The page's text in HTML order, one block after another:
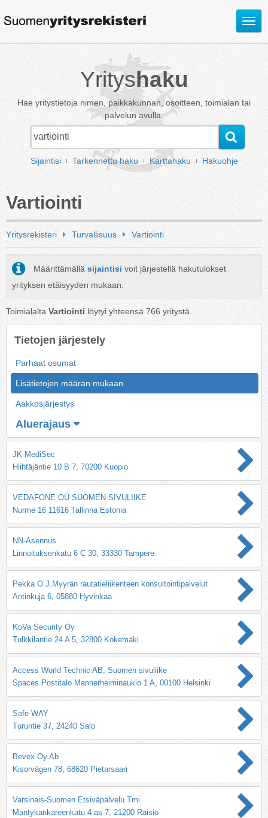
Avaa
Yrityshaku
Hae yritystietoja nimen, paikkakunnan, osoitteen, toimialan tai
palvelun avulla.
Sijaintisi Tarkennettu haku Karttahaku Hakuohje
Vartiointi
Yritysrekisteri Turvallisuus Vartiointi
Määrittämällä sijaintisi voit järjestellä hakutulokset
yrityksen etäisyyden mukaan.
Toimialalta Vartiointi löytyi yhteensä 766 yritystä.
Tietojen järjestely
Parhaat osumat
Lisätietojen määrän mukaan
Aakkosjärjestys
Aluerajaus
JK MediSec
Hiihtäjäntie 10 B 7, 70200 Kuopio
VEDAFONE OÜ SUOMEN SIVULIIKE
Nurme 16 11616 Tallinna Estonia
NN-Asennus
Linnoituksenkatu 6 C 30, 33330 Tampere
Pekka O.J.Myyrän rautatieliikenteen konsultointipalvelut
Antinkuja 6, 05880 Hyvinkää
KoVa Security Oy
Tulkkilantie 24 A 5, 32800 Kokemäki
Access World Technic AB, Suomen sivuliike
Spaces Postitalo Mannerheiminaukio 1 A, 00100 Helsinki
Safe WAY
Turuntie 37, 24240 Salo
Bevex Oy Ab
Kisorvägen 78, 68620 Pietarsaari
Varsinais-Suomen Etsiväpalvelu Tmi
Mäntykankareenkatu 4 as 7, 21200 Raisio